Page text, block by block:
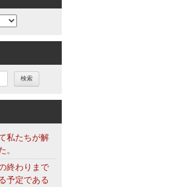
私たちが解
。
終わりまで
予定である